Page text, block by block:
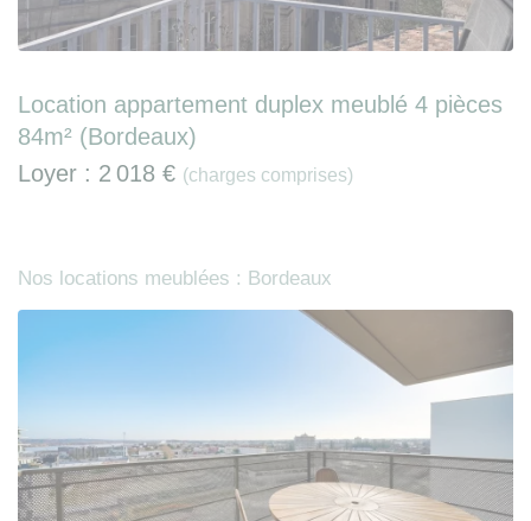
Location appartement duplex meublé 4 pièces
84m² (Bordeaux)
Loyer : 2 018 € (charges comprises)
Nos locations meublées : Bordeaux